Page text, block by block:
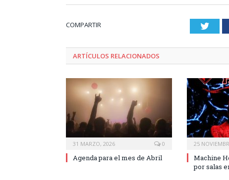
COMPARTIR
ARTÍCULOS RELACIONADOS
31 MARZO, 2026 0
Agenda para el mes de Abril
25
Machine
por salas